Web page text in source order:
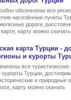
обозначены все
населённые пункты
дороги,
карту можно скачать
карта Турции -
и курорты
все
Турции,
и природные
карту можно скачать